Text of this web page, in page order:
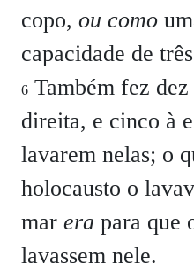
copo, ou como
capacidade de
6 Também fez
direita, e cinco à
lavarem nelas; o
holocausto o
mar era para que
lavassem nele.